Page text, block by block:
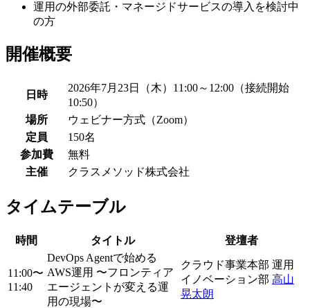
運用の外部委託・マネージドサービスの導入を検討中
の方
開催概要
日時
2026年7月23日（木）11:00～12:00（接続開始
10:50）
場所
ウェビナー方式（Zoom）
定員
150名
参加費
無料
主催
クラスメソッド株式会社
タイムテーブル
時間 タイトル 登壇者
11:00〜
11:40
DevOps Agentで始める
AWS運用 〜フロンティア
エージェントが変える運
用の現場〜
クラウド事業本部 運用
イノベーション部 高山
晃太朗